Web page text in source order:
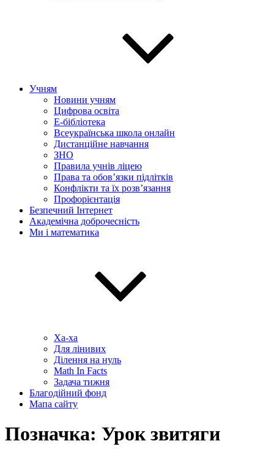
Учням
Новини учням
Цифрова освіта
E-бібліотека
Всеукраїнська школа онлайн
Дистанційне навчання
ЗНО
Правила учнів ліцею
Права та обов’язки підлітків
Конфлікти та їх розв’язання
Профорієнтація
Безпечний Інтернет
Академічна доброчесність
Ми і математика
Ха-ха
Для лінивих
Ділення на нуль
Math In Facts
Задача тижня
Благодійний фонд
Мапа сайту
Позначка: Урок звитяги